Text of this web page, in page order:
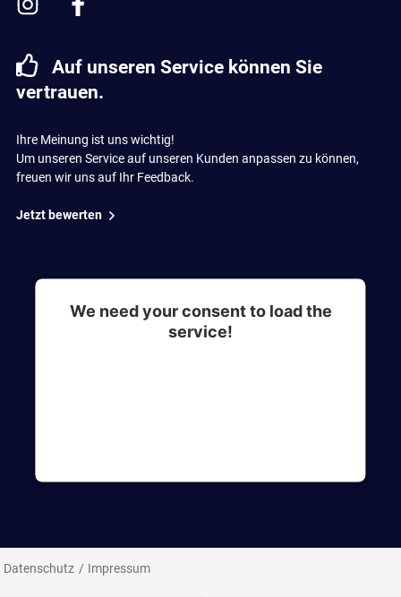
Auf unseren Service können Sie
vertrauen.
Ihre Meinung ist uns wichtig!
Um unseren Service auf unseren Kunden anpassen zu können,
freuen wir uns auf Ihr Feedback.
Jetzt bewerten
We need your consent to load the
service!
Datenschutz Impressum